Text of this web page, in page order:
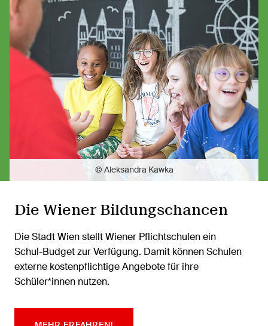
Die Wiener Bildungschancen
Die Stadt Wien stellt Wiener Pflichtschulen ein
Schul-Budget zur Verfügung. Damit können Schulen
externe kostenpflichtige Angebote für ihre
Schüler*innen nutzen.
© Aleksandra Kawka